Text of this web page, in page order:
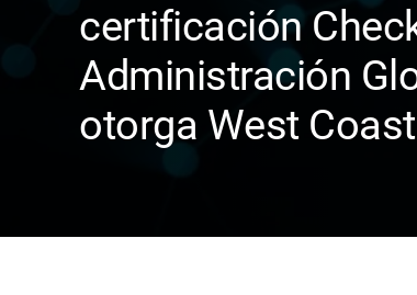
certificación
Administración
otorga West